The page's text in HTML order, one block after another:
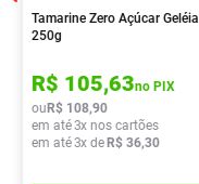
Tamarine Zero Açúcar Geléia
250g
R$ 105,63no PIX
ou R$ 108,90
em até3x nos cartões
em até3x de R$ 36,30